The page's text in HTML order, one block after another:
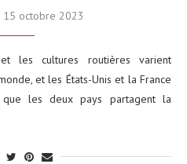
15 octobre 2023
les cultures routières varient
et les États-Unis et la France
les deux pays partagent la